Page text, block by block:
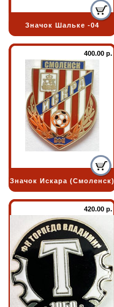
Значок Шальке -04
400.00 р.
Значок Искара (Смоленск)
420.00 р.